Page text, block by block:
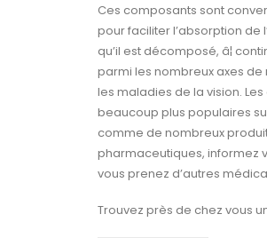
Ces composants sont
pour faciliter l’absorption de
qu’il est décomposé, â¦
parmi les nombreux axes
les maladies de la vision.
beaucoup plus populaires
comme de nombreux
pharmaceutiques, informez
vous prenez d’autres
Trouvez près de chez vous